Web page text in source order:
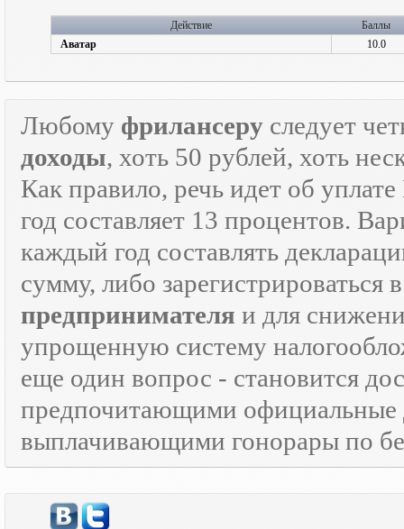
Действие
Баллы
Аватар
10.0
Любому фрилансеру следует
доходы, хоть 50 рублей, хоть
Как правило, речь идет об
год составляет 13 процентов.
каждый год составлять
сумму, либо зарегистрироваться
предпринимателя и для
упрощенную систему
еще один вопрос - становится
предпочитающими официальные
выплачивающими гонорары по